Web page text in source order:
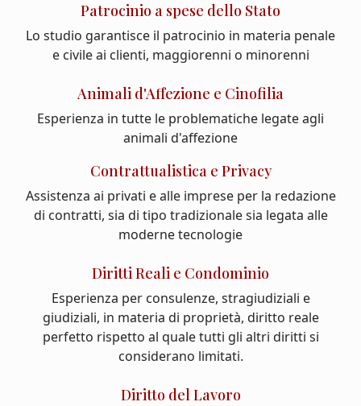
Patrocinio a spese dello Stato
Lo studio garantisce il patrocinio in materia penale
e civile ai clienti, maggiorenni o minorenni
Animali d'Affezione e Cinofilia
Esperienza in tutte le problematiche legate agli
animali d'affezione
Contrattualistica e Privacy
Assistenza ai privati e alle imprese per la redazione
di contratti, sia di tipo tradizionale sia legata alle
moderne tecnologie
Diritti Reali e Condominio
Esperienza per consulenze, stragiudiziali e
giudiziali, in materia di proprietà, diritto reale
perfetto rispetto al quale tutti gli altri diritti si
considerano limitati.
Diritto del Lavoro